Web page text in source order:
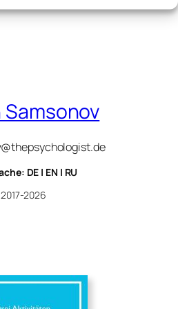
DE | EN | RU
2017-2026